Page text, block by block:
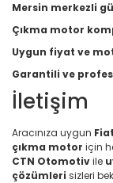
Mersin merkezli
Çıkma motor
Uygun fiyat ve
Garantili ve
İletişim
Aracınıza uygun
çıkma motor için
CTN Otomotivile
çözümleri sizleri